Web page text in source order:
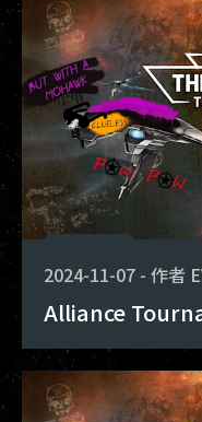
2024-11-07 - 作者
Alliance